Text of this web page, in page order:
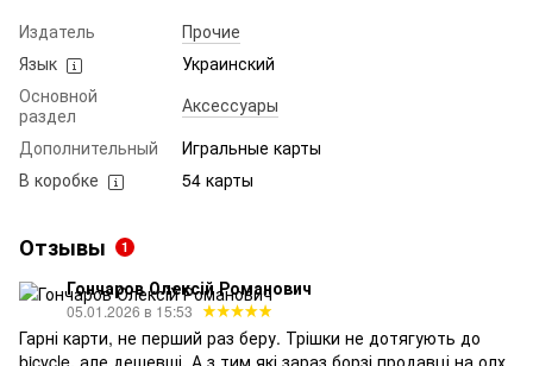
Издатель
Прочие
Язык
Украинский
Основной
раздел
Аксессуары
Дополнительный
Игральные карты
В коробке
54 карты
Отзывы 1
Гончаров Олексій Романович
05.01.2026 в 15:53
Гарні карти, не перший раз беру. Трішки не дотягують до
bicycle, але дешевші. А з тим які зараз борзі продавці на олх